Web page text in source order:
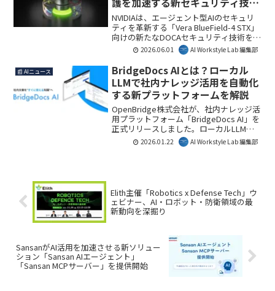
が企業に普及する動きとして注目してい
ます。
を解説
NVIDIAは、エージェント型AIのセキュリ
ティを革新する「Vera BlueField-4 STX」
向けの新たなDOCAセキュリティ技術を発
表しました。これにより、AIエージェン
トが扱うビジネスデータやコンテキスト
メモリが、シリコンレベルで直接保護さ
れ、企業がAIを安全に運用するための基
盤が強化されます。この進化は、AIを仕
事で活用する上で不可欠な要素となるで
しょう。
2026.06.01 AI Workstyle Lab 編集部
📰 AIニュース
BridgeDocs AIとは？ローカル
LLMで社内ナレッジ活用を自動化
する新プラットフォームを解説
OpenBridge株式会社が、社内ナレッジ活
用プラットフォーム「BridgeDocs AI」を
正式リリースしました。ローカルLLMとAI
自動化により、企業の機密情報を守りな
がら文書を“動く知識”へ変換します。こ
も、安全なAI導入を求める企業にとって
注目すべきソリューションです。
2026.01.22 AI Workstyle Lab 編集部
Elith主催「Robotics x Defense Tech」ウ
ェビナー、AI・ロボット・防衛領域の最
新動向を深掘り
SansanがAI活用を加速させる新ソリュー
ション「Sansan AIエージェント」
「Sansan MCPサーバー」を提供開始